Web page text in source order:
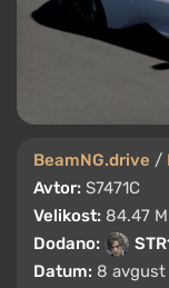
BeamNG.drive /
Avtor: S7471C
Velikost: 84.47
Dodano:
Datum: 8